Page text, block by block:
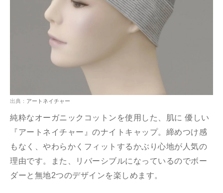
出典： アートネイチャー
純粋なオーガニックコットンを使用した、肌に 優しい
『アートネイチャー』のナイトキャップ。締めつけ感
もなく、やわらかくフィットするかぶり心地が人気の
理由です。また、リバーシブルになっているのでボー
ダーと無地2つのデザインを楽しめます。